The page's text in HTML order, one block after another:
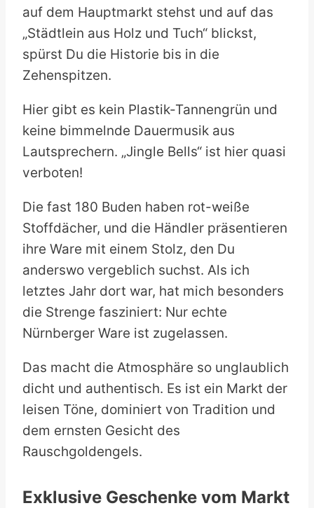
auf dem Hauptmarkt stehst und auf das
„Städtlein aus Holz und Tuch“ blickst,
spürst Du die Historie bis in die
Zehenspitzen.
Hier gibt es kein Plastik-Tannengrün und
keine bimmelnde Dauermusik aus
Lautsprechern. „Jingle Bells“ ist hier quasi
verboten!
Die fast 180 Buden haben rot-weiße
Stoffdächer, und die Händler präsentieren
ihre Ware mit einem Stolz, den Du
anderswo vergeblich suchst. Als ich
letztes Jahr dort war, hat mich besonders
die Strenge fasziniert: Nur echte
Nürnberger Ware ist zugelassen.
Das macht die Atmosphäre so unglaublich
dicht und authentisch. Es ist ein Markt der
leisen Töne, dominiert von Tradition und
dem ernsten Gesicht des
Rauschgoldengels.
Exklusive Geschenke vom Markt